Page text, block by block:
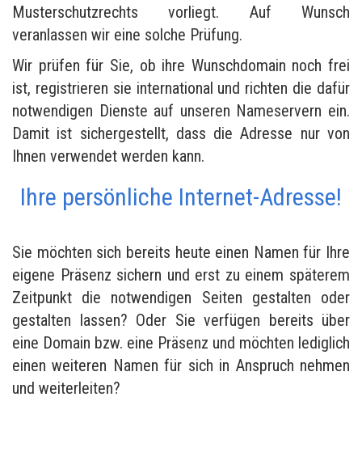
Musterschutzrechts vorliegt. Auf Wunsch
veranlassen wir eine solche Prüfung.
Wir prüfen für Sie, ob ihre Wunschdomain noch frei
ist, registrieren sie international und richten die dafür
notwendigen Dienste auf unseren Nameservern ein.
Damit ist sichergestellt, dass die Adresse nur von
Ihnen verwendet werden kann.
Ihre persönliche Internet-Adresse!
Sie möchten sich bereits heute einen Namen für Ihre
eigene Präsenz sichern und erst zu einem späterem
Zeitpunkt die notwendigen Seiten gestalten oder
gestalten lassen? Oder Sie verfügen bereits über
eine Domain bzw. eine Präsenz und möchten lediglich
einen weiteren Namen für sich in Anspruch nehmen
und weiterleiten?